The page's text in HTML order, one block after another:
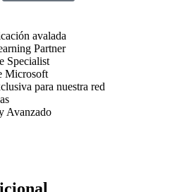
avalada
Partner
Specialist
Microsoft
para nuestra red
Avanzado